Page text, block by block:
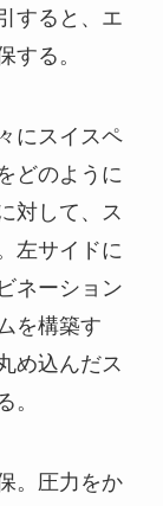
すると、エ
する。
にスイスペ
どのように
対して、ス
左サイドに
ネーション
を構築す
め込んだス
。
。圧力をか